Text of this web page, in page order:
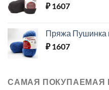
₽1607
Пряжа Пушинка
₽1607
САМАЯ ПОКУПАЕМАЯ